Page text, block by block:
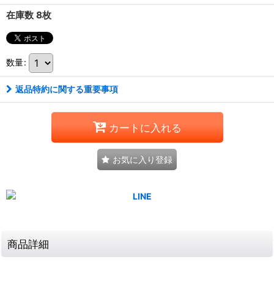
在庫数 8枚
数量:
返品特約に関する重要事項
カートに入れる
お気に入り登録
商品詳細